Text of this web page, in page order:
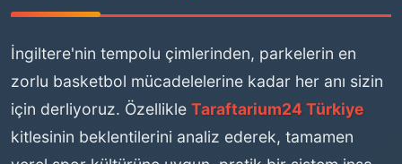
İngiltere'nin tempolu çimlerinden, parkelerin en
zorlu basketbol mücadelelerine kadar her anı sizin
için derliyoruz. Özellikle Taraftarium24 Türkiye
kitlesinin beklentilerini analiz ederek, tamamen